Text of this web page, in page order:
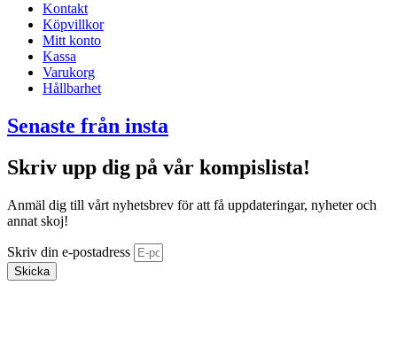
Kontakt
Köpvillkor
Mitt konto
Kassa
Varukorg
Hållbarhet
Senaste från insta
Skriv upp dig på vår kompislista!
Anmäl dig till vårt nyhetsbrev för att få uppdateringar, nyheter och
annat skoj!
Skriv din e-postadress
Skicka